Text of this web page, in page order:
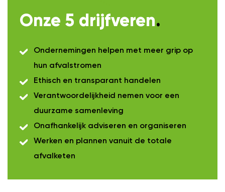
Onze 5 drijfveren.
Ondernemingen helpen met meer grip op
hun afvalstromen
Ethisch en transparant handelen
Verantwoordelijkheid nemen voor een
duurzame samenleving
Onafhankelijk adviseren en organiseren
Werken en plannen vanuit de totale
afvalketen